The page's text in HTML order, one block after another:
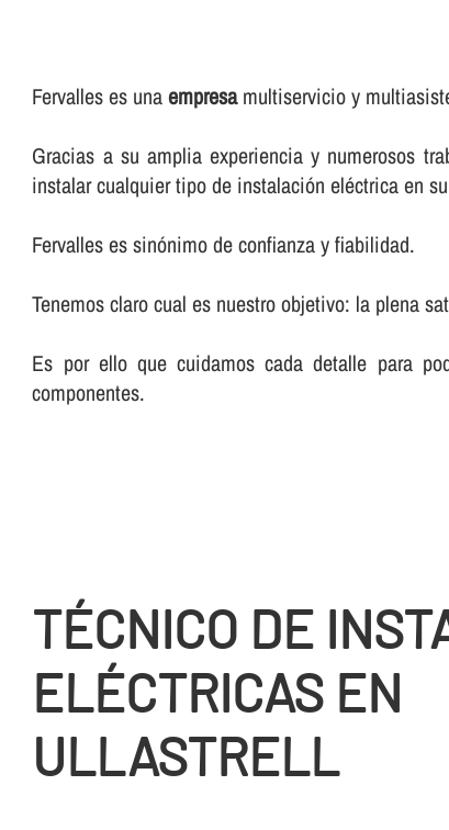
Fervalles es unaempresamultiservicio y
Gracias a su amplia experiencia y numerosos
instalar cualquier tipo de instalación eléctrica en
Fervalles es sinónimo de confianza y fiabilidad.
Tenemos claro cual es nuestro objetivo: la plena
Es por ello que cuidamos cada detalle para
componentes.
TÉCNICO DE
ELÉCTRICAS EN
ULLASTRELL